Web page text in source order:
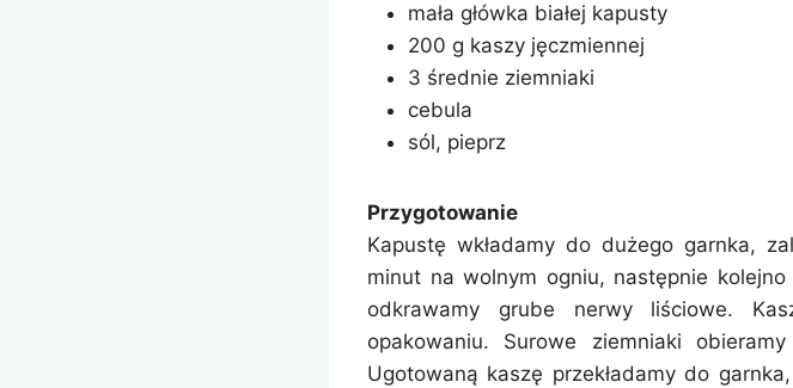
mała główka białej kapusty
200 g kaszy jęczmiennej
3 średnie ziemniaki
cebula
sól, pieprz
Przygotowanie
Kapustę wkładamy do dużego garnka,
minut na wolnym ogniu, następnie
odkrawamy grube nerwy liściowe.
opakowaniu. Surowe ziemniaki
Ugotowaną kaszę przekładamy do